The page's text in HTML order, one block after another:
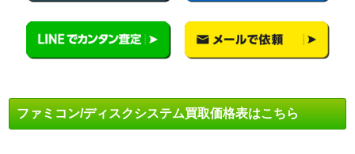
ファミコン/ディスクシステム買取価格表はこちら